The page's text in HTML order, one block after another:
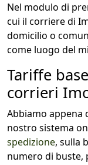
Nel modulo di
cui il corriere di
domicilio o
come luogo del
Tariffe
corrieri
Abbiamo appena
nostro sistema
spedizione, sulla
numero di buste,